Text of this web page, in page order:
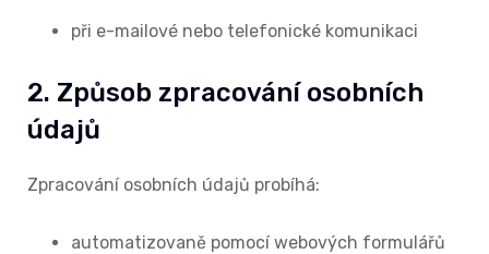
při e-mailové nebo telefonické komunikaci
2. Způsob zpracování osobních
údajů
Zpracování osobních údajů probíhá:
automatizovaně pomocí webových formulářů